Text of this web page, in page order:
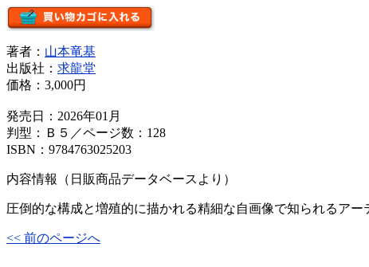
著者： 山本竜基
出版社： 求龍堂
価格： 3,000円
発売日：2026年01月
判型：Ｂ５／ページ数：128
ISBN：9784763025203
内容情報（日販商品データベースより）
圧倒的な構成と増殖的に描かれる精細な自画像で知られるアー
<< 前のページへ